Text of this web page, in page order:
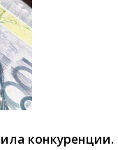
конкуренции.